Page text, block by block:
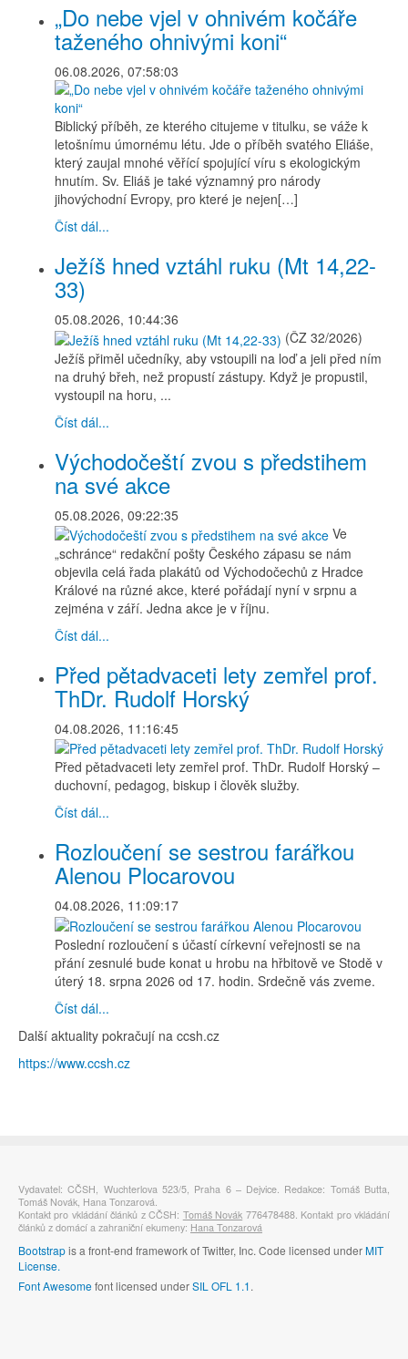
„Do nebe vjel v ohnivém kočáře
taženého ohnivými koni“
06.08.2026, 07:58:03
Biblický příběh, ze kterého citujeme v titulku, se váže k
letošnímu úmornému létu. Jde o příběh svatého Eliáše,
který zaujal mnohé věřící spojující víru s ekologickým
hnutím. Sv. Eliáš je také významný pro národy
jihovýchodní Evropy, pro které je nejen[…]
Číst dál...
Ježíš hned vztáhl ruku (Mt 14,22-
33)
05.08.2026, 10:44:36
(ČZ 32/2026)
Ježíš přiměl učedníky, aby vstoupili na loď a jeli před ním
na druhý břeh, než propustí zástupy. Když je propustil,
vystoupil na horu, ...
Číst dál...
Východočeští zvou s předstihem
na své akce
05.08.2026, 09:22:35
Ve
„schránce“ redakční pošty Českého zápasu se nám
objevila celá řada plakátů od Východočechů z Hradce
Králové na různé akce, které pořádají nyní v srpnu a
zejména v září. Jedna akce je v říjnu.
Číst dál...
Před pětadvaceti lety zemřel prof.
ThDr. Rudolf Horský
04.08.2026, 11:16:45
Před pětadvaceti lety zemřel prof. ThDr. Rudolf Horský –
duchovní, pedagog, biskup i člověk služby.
Číst dál...
Rozloučení se sestrou farářkou
Alenou Plocarovou
04.08.2026, 11:09:17
Poslední rozloučení s účastí církevní veřejnosti se na
přání zesnulé bude konat u hrobu na hřbitově ve Stodě v
úterý 18. srpna 2026 od 17. hodin. Srdečně vás zveme.
Číst dál...
Další aktuality pokračují na ccsh.cz
https://www.ccsh.cz
Vydavatel: CČSH, Wuchterlova 523/5, Praha 6 – Dejvice. Redakce: Tomáš Butta,
Tomáš Novák, Hana Tonzarová.
Kontakt pro vkládání článků z CČSH: Tomáš Novák 776478488. Kontakt pro vkládání
článků z domácí a zahraniční ekumeny: Hana Tonzarová
Bootstrapis a front-end framework of Twitter, Inc. Code licensed underMIT
License.
Font Awesomefont licensed underSIL OFL 1.1.